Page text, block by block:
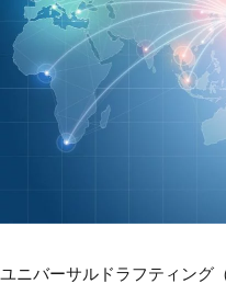
ユニバーサルドラフティング